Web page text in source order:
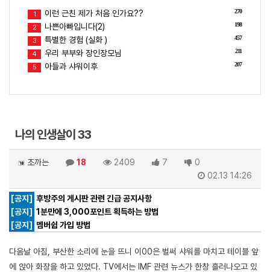
270
1 이런 근친 제가 처음 인가요??
198
2 나쁜아빠입니다(2)
457
3 특별한 경험 (실화 )
211
4 우리 부부와 장인장모님
207
5 아들과 샤워이후
나의 인생살이 33
조까는 18 2409 7
0
02.13 14:26
[공지] 후방주의 게시판 관련 긴급 공지사항
[공지] 1분만에 3,000포인트 획득하는 방법
[공지]
멤버쉽 가입 방법
다음날 아침, 부산한 소리에 눈을 뜨니 이00은 벌써 샤워를 마치고 테이블 앞
에 앉아 화장을 하고 있었다. TV에서는 IMF 관련 뉴스가 한창 흘러나오고 있